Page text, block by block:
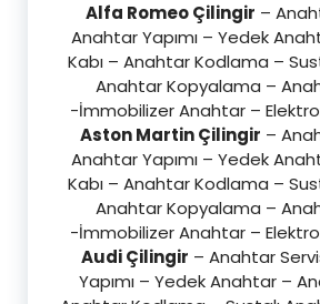
Alfa Romeo Çilingir –
Anahtar Yapımı – Yedek
Kabı – Anahtar Kodlama –
Anahtar Kopyalama –
-İmmobilizer Anahtar –
Aston Martin Çilingir –
Anahtar Yapımı – Yedek
Kabı – Anahtar Kodlama –
Anahtar Kopyalama –
-İmmobilizer Anahtar –
Audi Çilingir – Anahtar
Yapımı – Yedek Anahtar –